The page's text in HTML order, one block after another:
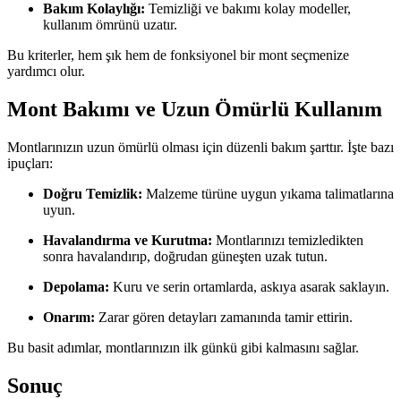
Bakım Kolaylığı: Temizliği ve bakımı kolay modeller,
kullanım ömrünü uzatır.
Bu kriterler, hem şık hem de fonksiyonel bir mont seçmenize
yardımcı olur.
Mont Bakımı ve Uzun Ömürlü Kullanım
Montlarınızın uzun ömürlü olması için düzenli bakım şarttır. İşte bazı
ipuçları:
Doğru Temizlik: Malzeme türüne uygun yıkama talimatlarına
uyun.
Havalandırma ve Kurutma: Montlarınızı temizledikten
sonra havalandırıp, doğrudan güneşten uzak tutun.
Depolama: Kuru ve serin ortamlarda, askıya asarak saklayın.
Onarım: Zarar gören detayları zamanında tamir ettirin.
Bu basit adımlar, montlarınızın ilk günkü gibi kalmasını sağlar.
Sonuç